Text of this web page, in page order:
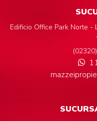
Edificio Office Park Norte -